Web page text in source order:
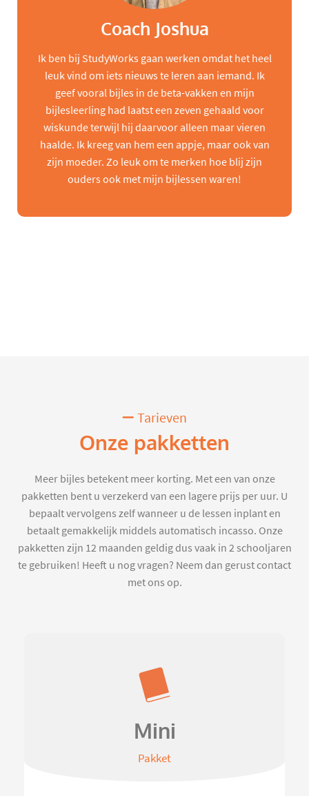
Coach Joshua
Ik ben bij StudyWorks gaan werken omdat het heel
leuk vind om iets nieuws te leren aan iemand. Ik
geef vooral bijles in de beta-vakken en mijn
bijlesleerling had laatst een zeven gehaald voor
wiskunde terwijl hij daarvoor alleen maar vieren
haalde. Ik kreeg van hem een appje, maar ook van
zijn moeder. Zo leuk om te merken hoe blij zijn
ouders ook met mijn bijlessen waren!
Tarieven
Onze pakketten
Meer bijles betekent meer korting. Met een van onze
pakketten bent u verzekerd van een lagere prijs per uur. U
bepaalt vervolgens zelf wanneer u de lessen inplant en
betaalt gemakkelijk middels automatisch incasso. Onze
pakketten zijn 12 maanden geldig dus vaak in 2 schooljaren
te gebruiken! Heeft u nog vragen? Neem dan gerust contact
met ons op.
Mini
Pakket